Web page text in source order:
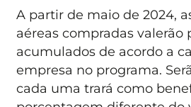
A partir de maio de 2024,
aéreas compradas valerão
acumulados de acordo a
empresa no programa.
cada uma trará como